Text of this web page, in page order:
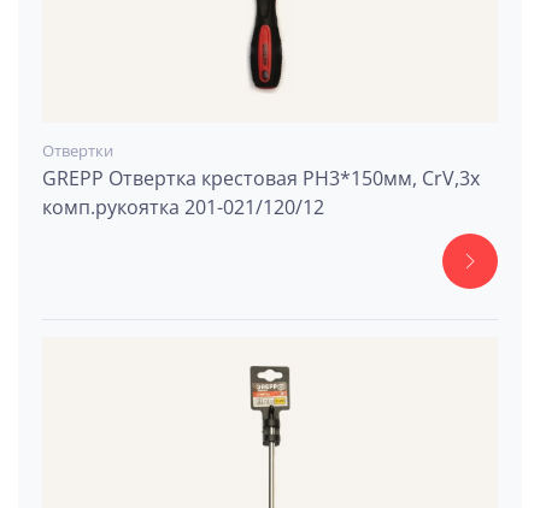
Отвертки
GREPP Отвертка крестовая PH3*150мм, CrV,3х
комп.рукоятка 201-021/120/12